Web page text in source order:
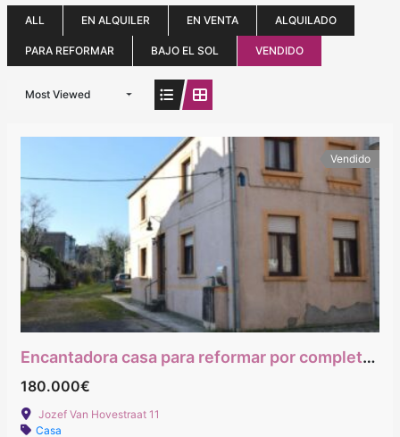
ALL EN ALQUILER EN VENTA ALQUILADO
PARA REFORMAR BAJO EL SOL VENDIDO
Most Viewed
Vendido
Encantadora casa para reformar por completo con acceso inmediato a las principales carreteras.
180.000€
Jozef Van Hovestraat 11
Casa